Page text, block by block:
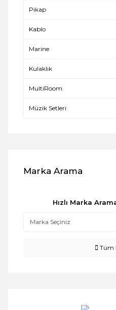
Pikap
Kablo
Marine
Kulaklık
MultiRoom
Müzik Setleri
Marka Arama
Hızlı Marka
Tüm